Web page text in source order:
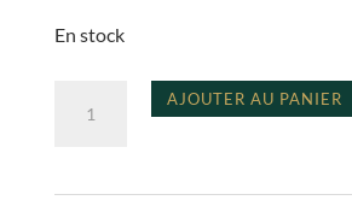
En stock
for
AJOUTER AU PANIER